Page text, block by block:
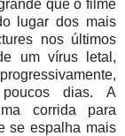
que o filme
lugar dos mais
nos últimos
um vírus letal,
dias. A
corrida para
se espalha mais